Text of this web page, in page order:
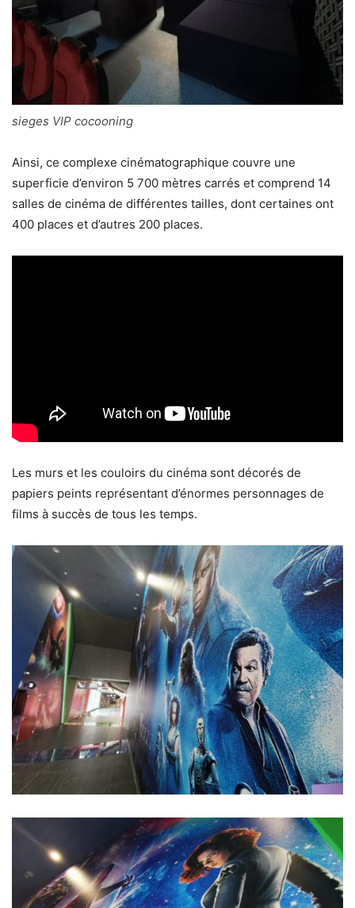
sieges VIP cocooning
Ainsi, ce complexe cinématographique couvre une
superficie d’environ 5 700 mètres carrés et comprend 14
salles de cinéma de différentes tailles, dont certaines ont
400 places et d’autres 200 places.
Les murs et les couloirs du cinéma sont décorés de
papiers peints représentant d’énormes personnages de
films à succès de tous les temps.